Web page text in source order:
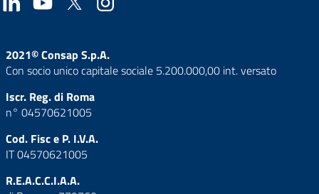
2021© Consap S.p.A.
Con socio unico capitale sociale 5.200.000,00 int. versato
Iscr. Reg. di Roma
n° 04570621005
Cod. Fisc e P. I.V.A.
IT 04570621005
R.E.A.C.C.I.A.A.